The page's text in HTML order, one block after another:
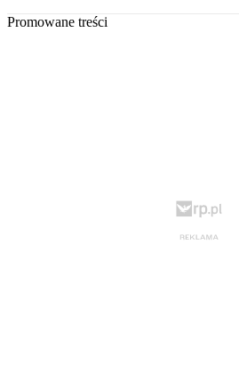
Promowane treści